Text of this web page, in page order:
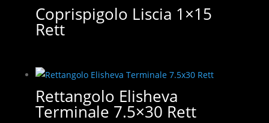
Coprispigolo Liscia 1×15
Rett
Rettangolo Elisheva
Τerminale 7.5×30 Rett